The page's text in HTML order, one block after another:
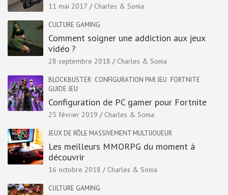
11 mai 2017 Charles & Sonia
CULTURE GAMING
Comment soigner une addiction aux jeux
vidéo ?
28 septembre 2018 Charles & Sonia
BLOCKBUSTER CONFIGURATION PAR JEU FORTNITE
GUIDE JEU
Configuration de PC gamer pour Fortnite
25 février 2019 Charles & Sonia
JEUX DE RÔLE MASSIVEMENT MULTIJOUEUR
Les meilleurs MMORPG du moment à
découvrir
16 octobre 2018 Charles & Sonia
CULTURE GAMING